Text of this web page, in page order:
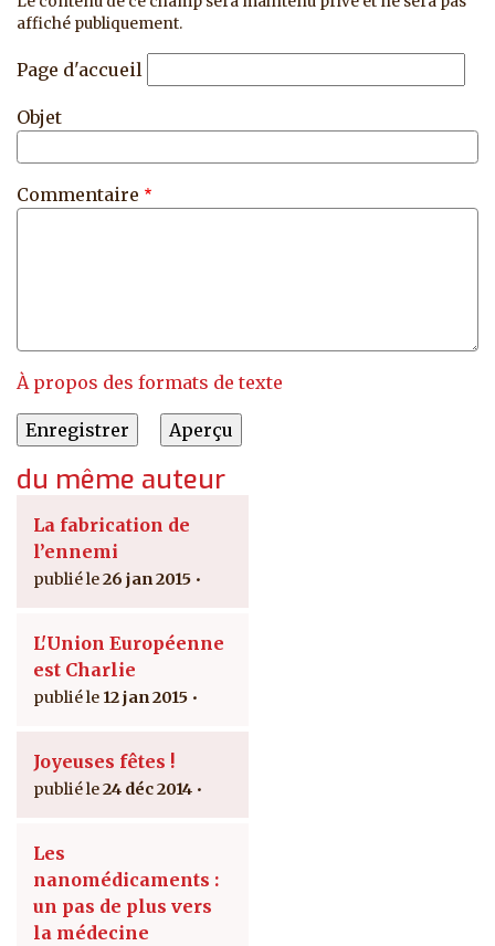
affiché publiquement.
Page d'accueil
Objet
Commentaire
À propos des formats de texte
du même auteur
La fabrication de
l’ennemi
26 jan 2015
L'Union Européenne
est Charlie
12 jan 2015
Joyeuses fêtes !
24 déc 2014
Les
nanomédicaments :
un pas de plus vers
la médecine